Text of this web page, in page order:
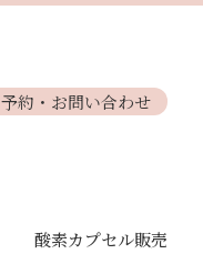
予約・お問い合わせ
酸素カプセル販売